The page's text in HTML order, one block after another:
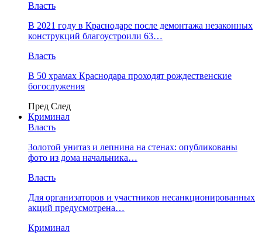
Власть
В 2021 году в Краснодаре после демонтажа незаконных
конструкций благоустроили 63…
Власть
В 50 храмах Краснодара проходят рождественские
богослужения
Пред След
Криминал
Власть
​Золотой унитаз и лепнина на стенах: опубликованы
фото из дома начальника…
Власть
Для организаторов и участников несанкционированных
акций предусмотрена…
Криминал